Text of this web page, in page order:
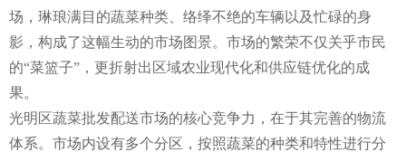
场，琳琅满目的蔬菜种类、络绎不绝的车辆以及忙碌的身
影，构成了这幅生动的市场图景。市场的繁荣不仅关乎市民
的“菜篮子”，更折射出区域农业现代化和供应链优化的成
果。
光明区蔬菜批发配送市场的核心竞争力，在于其完善的物流
体系。市场内设有多个分区，按照蔬菜的种类和特性进行分